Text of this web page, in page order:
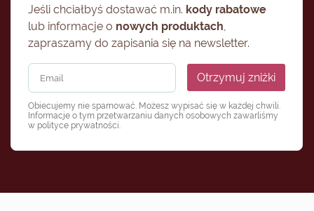
Jeśli chciałbyś dostawać m.in. kody rabatowe
lub informacje o nowych produktach
zapraszamy do zapisania się na newsletter.
Otrzymuj zniżki
Obiecujemy nie spamować. Możesz wypisać się w każdej chwili.
Informacje o tym przetwarzaniu danych osobowych zawarliśmy
w polityce prywatności